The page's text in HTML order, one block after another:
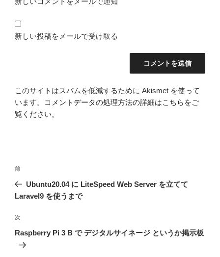
新しい投稿をメールで受け取る
このサイトはスパムを低減するために Akismet を使って
います。
コメントデータの処理方法の詳細はこちらをご
覧ください。
投
ナ
ゲ
ー
シ
前
の
投
前
Ubuntu20.04 に LiteSpeed Web Server を立てて
Laravel9 を使うまで
次
の
次
Raspberry Pi 3 B で デジタルサイネージ というか掲示板